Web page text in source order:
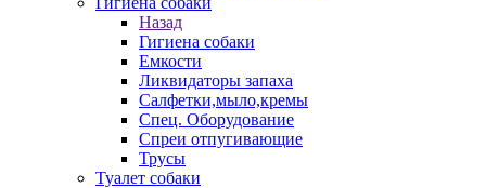
Назад
Гигиена собаки
Емкости
Ликвидаторы запаха
Салфетки,мыло,кремы
Спец. Оборудование
Спреи отпугивающие
Трусы
Туалет собаки